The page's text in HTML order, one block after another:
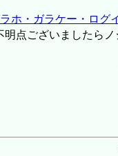
ホ・ガラケー・ログ
点ございましたらノ